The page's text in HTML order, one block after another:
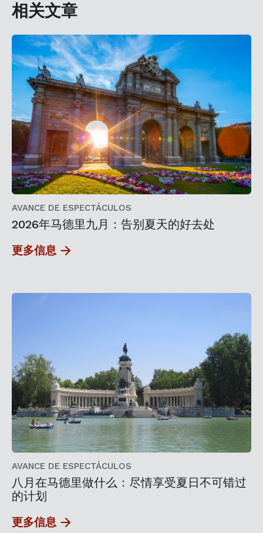
相关文章
AVANCE DE ESPECTÁCULOS
2026年马德里九月：告别夏天的好去处
更多信息
AVANCE DE ESPECTÁCULOS
八月在马德里做什么：尽情享受夏日不可错过
的计划
更多信息